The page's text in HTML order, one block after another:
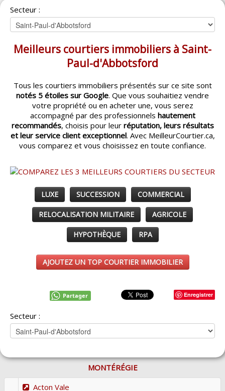
MONTRÉAL
QUÉBEC
LAVAL
CATÉGORIES▼
ACHETEUR / VENDEUR▼
ENTREPRENEURS▼
ESPACE COURTIER ▼
Secteur :
Meilleurs courtiers immobiliers à Saint-
Paul-d'Abbotsford
Tous les courtiers immobiliers présentés sur ce site sont
notés 5 étoiles sur Google. Que vous souhaitiez vendre
votre propriété ou en acheter une, vous serez
accompagné par des professionnels hautement
recommandés, choisis pour leur réputation, leurs résultats
et leur service client exceptionnel. Avec MeilleurCourtier.ca,
vous comparez et vous choisissez en toute confiance.
LUXE SUCCESSION COMMERCIAL
RELOCALISATION MILITAIRE AGRICOLE
HYPOTHÈQUE RPA
AJOUTEZ UN TOP COURTIER IMMOBILIER
Enregistrer
Partager
Secteur :
MONTÉRÉGIE
Acton Vale